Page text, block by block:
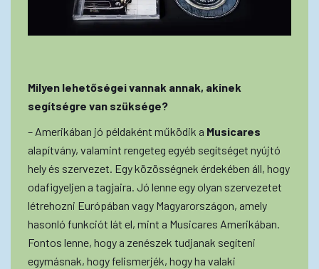
Milyen lehetőségei vannak annak, akinek
segítségre van szüksége?
– Amerikában jó példaként működik a Musicares
alapítvány, valamint rengeteg egyéb segítséget nyújtó
hely és szervezet. Egy közösségnek érdekében áll, hogy
odafigyeljen a tagjaira. Jó lenne egy olyan szervezetet
létrehozni Európában vagy Magyarországon, amely
hasonló funkciót lát el, mint a Musicares Amerikában.
Fontos lenne, hogy a zenészek tudjanak segíteni
egymásnak, hogy felismerjék, hogy ha valaki